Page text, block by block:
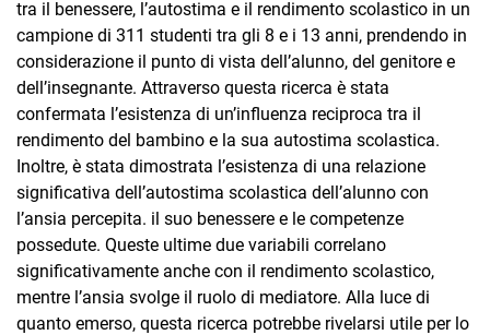
tra il benessere, l’autostima e il rendimento scolastico in un
campione di 311 studenti tra gli 8 e i 13 anni, prendendo in
considerazione il punto di vista dell’alunno, del genitore e
dell’insegnante. Attraverso questa ricerca è stata
confermata l’esistenza di un’influenza reciproca tra il
rendimento del bambino e la sua autostima scolastica.
Inoltre, è stata dimostrata l’esistenza di una relazione
significativa dell’autostima scolastica dell’alunno con
l’ansia percepita. il suo benessere e le competenze
possedute. Queste ultime due variabili correlano
significativamente anche con il rendimento scolastico,
mentre l’ansia svolge il ruolo di mediatore. Alla luce di
quanto emerso, questa ricerca potrebbe rivelarsi utile per lo